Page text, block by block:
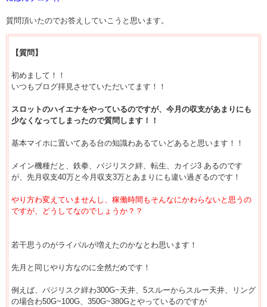
質問頂いたのでお答えしていこうと思います。
【質問】
初めまして！！
いつもブログ拝見させていただいてます！！
スロットのハイエナをやっているのですが、今月の収支があまりにも
少なくなってしまったので質問します！！
基本マイホに置いてある台の知識わあるていどあると思います！！
メイン機種だと、鉄拳、バジリスク絆、転生、カイジ3 あるのです
が、先月収支40万と今月収支3万とあまりにも違い過ぎるのです！
やり方わ変えていませんし、稼働時間もそんなにかわらないと思うの
ですが、どうしてなのでしょうか？？
若干思うのがライバルが増えたのかなとわ思います！
先月と同じやり方なのに全然だめです！
例えば、バジリスク絆わ300G~天井、5スルーからスルー天井、リング
の場合わ50G~100G、350G~380Gとやっているのですが